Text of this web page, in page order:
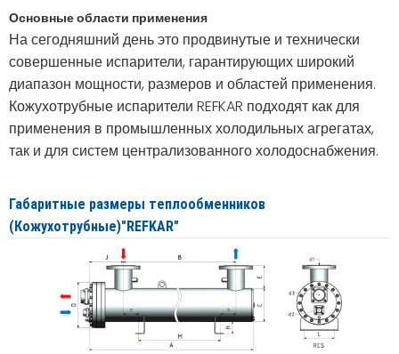
Основные области применения
На сегодняшний день это продвинутые и технически
совершенные испарители, гарантирующих широкий
диапазон мощности, размеров и областей применения.
Кожухотрубные испарители REFKAR подходят как для
применения в промышленных холодильных агрегатах,
так и для систем централизованного холодоснабжения.
Габаритные размеры теплообменников
(Кожухотрубные)"REFKAR"